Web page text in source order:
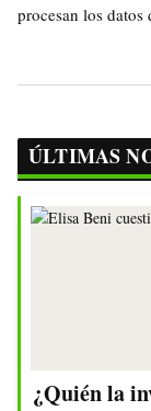
procesan los datos
ÚLTIMAS
¿Quién la